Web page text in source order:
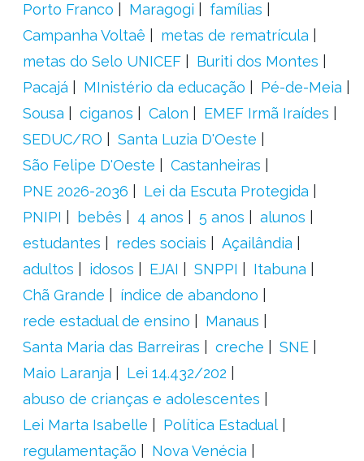
Porto Franco
Maragogi
famílias
Campanha Voltaê
metas de rematrícula
metas do Selo UNICEF
Buriti dos Montes
Pacajá
MInistério da educação
Pé-de-Meia
Sousa
ciganos Calon
EMEF Irmã Iraídes
SEDUC/RO
Santa Luzia D'Oeste
São Felipe D'Oeste
Castanheiras
PNE 2026-2036
Lei da Escuta Protegida
PNIPI
bebês 4 anos 5 anos
alunos
estudantes
redes sociais
Açailândia
adultos
idosos EJAI SNPPI
Itabuna
Chã Grande
índice de abandono
rede estadual de ensino
Manaus
Santa Maria das Barreiras
creche
SNE
Maio Laranja
Lei 14.432/202
abuso de crianças e adolescentes
Lei Marta Isabelle
Política Estadual
regulamentação
Nova Venécia